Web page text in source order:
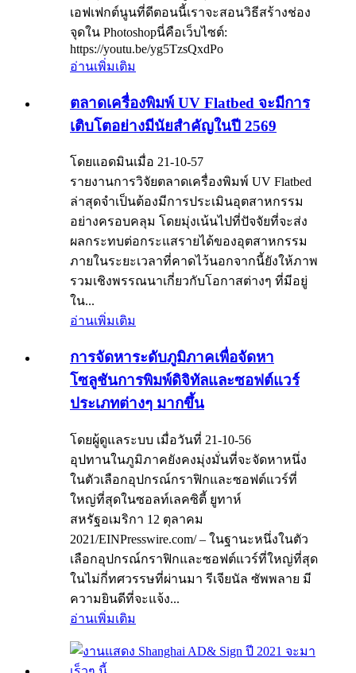
เอฟเฟกต์นูนที่ดีตอนนี้เราจะสอนวิธีสร้างช่อง
จุดใน Photoshopนี่คือเว็บไซต์:
https://youtu.be/yg5TzsQxdPo
อ่านเพิ่มเติม
ตลาดเครื่องพิมพ์ UV Flatbed จะมีการ
เติบโตอย่างมีนัยสำคัญในปี 2569
โดยแอดมินเมื่อ 21-10-57
รายงานการวิจัยตลาดเครื่องพิมพ์ UV Flatbed
ล่าสุดจำเป็นต้องมีการประเมินอุตสาหกรรม
อย่างครอบคลุม โดยมุ่งเน้นไปที่ปัจจัยที่จะส่ง
ผลกระทบต่อกระแสรายได้ของอุตสาหกรรม
ภายในระยะเวลาที่คาดไว้นอกจากนี้ยังให้ภาพ
รวมเชิงพรรณนาเกี่ยวกับโอกาสต่างๆ ที่มีอยู่
ใน...
อ่านเพิ่มเติม
การจัดหาระดับภูมิภาคเพื่อจัดหา
โซลูชันการพิมพ์ดิจิทัลและซอฟต์แวร์
ประเภทต่างๆ มากขึ้น
โดยผู้ดูแลระบบ เมื่อวันที่ 21-10-56
อุปทานในภูมิภาคยังคงมุ่งมั่นที่จะจัดหาหนึ่ง
ในตัวเลือกอุปกรณ์กราฟิกและซอฟต์แวร์ที่
ใหญ่ที่สุดในซอลท์เลคซิตี้ ยูทาห์
สหรัฐอเมริกา 12 ตุลาคม
2021/EINPresswire.com/ – ในฐานะหนึ่งในตัว
เลือกอุปกรณ์กราฟิกและซอฟต์แวร์ที่ใหญ่ที่สุด
ในไม่กี่ทศวรรษที่ผ่านมา รีเจียนัล ซัพพลาย มี
ความยินดีที่จะแจ้ง...
อ่านเพิ่มเติม